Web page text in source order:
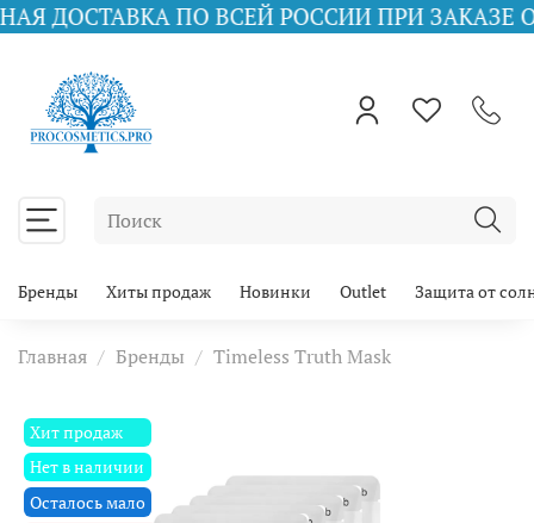
ПО ВСЕЙ РОССИИ ПРИ ЗАКАЗЕ ОТ 10000 ₽
Бренды Хиты продаж Новинки Outlet Защита от
Главная Бренды Timeless Truth Mask
Хит продаж
Нет в наличии
Осталось мало